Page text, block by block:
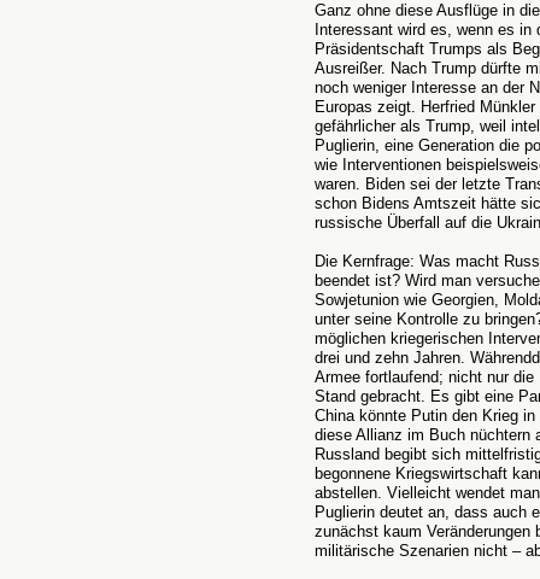
Ganz ohne diese Ausflüge in
Interessant wird es, wenn es
Präsidentschaft Trumps als
Ausreißer. Nach Trump dürfte
noch weniger Interesse an der
Europas zeigt. Herfried
gefährlicher als Trump, weil
Puglierin, eine Generation die
wie Interventionen
waren. Biden sei der letzte
schon Bidens Amtszeit hätte
russische Überfall auf die
Die Kernfrage: Was macht
beendet ist? Wird man
Sowjetunion wie Georgien,
unter seine Kontrolle zu
möglichen kriegerischen
drei und zehn Jahren.
Armee fortlaufend; nicht nur
Stand gebracht. Es gibt eine
China könnte Putin den Krieg
diese Allianz im Buch nüchtern
Russland begibt sich
begonnene Kriegswirtschaft
abstellen. Vielleicht wendet
Puglierin deutet an, dass auch
zunächst kaum Veränderungen
militärische Szenarien nicht –